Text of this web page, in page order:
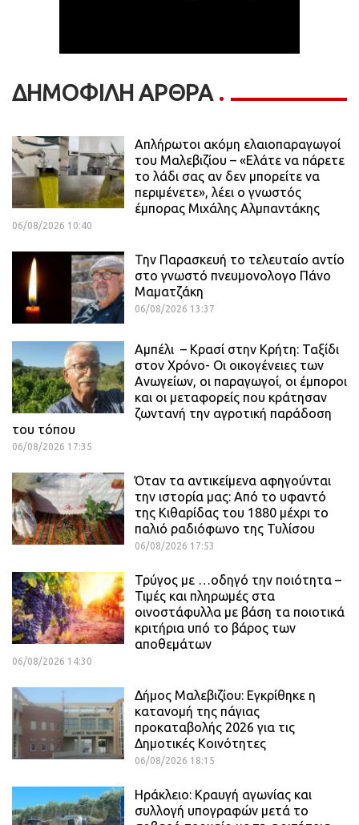
ΔΗΜΟΦΙΛΗ ΑΡΘΡΑ
Απλήρωτοι ακόμη ελαιοπαραγωγοί
του Μαλεβιζίου – «Ελάτε να πάρετε
το λάδι σας αν δεν μπορείτε να
περιμένετε», λέει ο γνωστός
έμπορας Μιχάλης Αλμπαντάκης
06/08/2026 10:40
Την Παρασκευή το τελευταίο αντίο
στο γνωστό πνευμονολογο Πάνο
Μαματζάκη
06/08/2026 13:37
Αμπέλι – Κρασί στην Κρήτη: Ταξίδι
στον Χρόνο- Οι οικογένειες των
Ανωγείων, οι παραγωγοί, οι έμποροι
και οι μεταφορείς που κράτησαν
ζωντανή την αγροτική παράδοση
του τόπου
06/08/2026 17:35
Όταν τα αντικείμενα αφηγούνται
την ιστορία μας: Από το υφαντό
της Κιθαρίδας του 1880 μέχρι το
παλιό ραδιόφωνο της Τυλίσου
06/08/2026 17:53
Τρύγος με …οδηγό την ποιότητα –
Τιμές και πληρωμές στα
οινοστάφυλλα με βάση τα ποιοτικά
κριτήρια υπό το βάρος των
αποθεμάτων
06/08/2026 14:30
Δήμος Μαλεβιζίου: Εγκρίθηκε η
κατανομή της πάγιας
προκαταβολής 2026 για τις
Δημοτικές Κοινότητες
06/08/2026 18:15
Ηράκλειο: Κραυγή αγωνίας και
συλλογή υπογραφών μετά το